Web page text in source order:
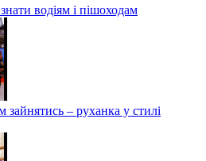
водіям і пішоходам
зайнятись – руханка у стилі